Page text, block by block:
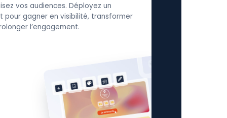
vos audiences. Déployez un
gagner en visibilité, transformer
l’engagement.